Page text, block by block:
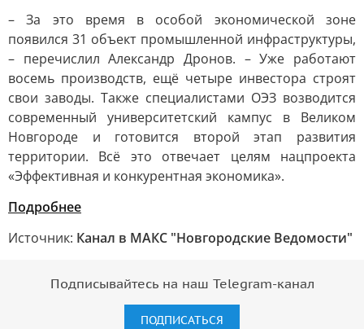
– За это время в особой экономической зоне
появился 31 объект промышленной инфраструктуры,
– перечислил Александр Дронов. – Уже работают
восемь производств, ещё четыре инвестора строят
свои заводы. Также специалистами ОЭЗ возводится
современный университетский кампус в Великом
Новгороде и готовится второй этап развития
территории. Всё это отвечает целям нацпроекта
«Эффективная и конкурентная экономика».
Подробнее
Источник: Канал в МАКС "Новгородские Ведомости"
Подписывайтесь на наш Telegram-канал
ПОДПИСАТЬСЯ